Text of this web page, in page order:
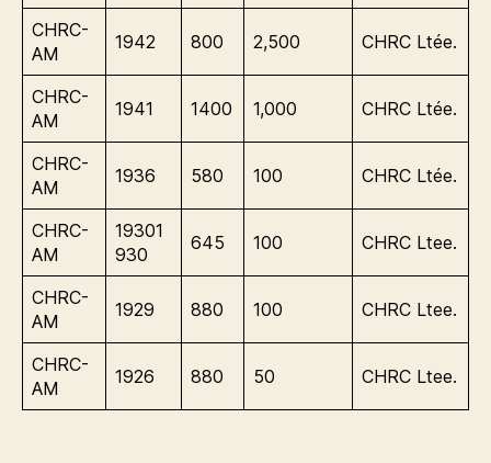
CHRC-
AM
1942 800 2,500 CHRC Ltée.
CHRC-
AM
1941 1400 1,000 CHRC Ltée.
CHRC-
AM
1936 580 100 CHRC Ltée.
CHRC-
AM
19301
930
645 100 CHRC Ltee.
CHRC-
AM
1929 880 100 CHRC Ltee.
CHRC-
AM
1926 880 50 CHRC Ltee.